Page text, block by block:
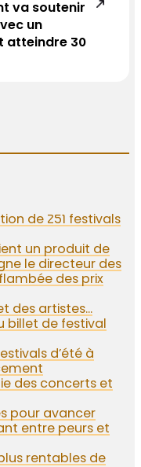
va soutenir
un
atteindre 30
de 251 festivals
un produit de
le directeur des
des prix
des artistes…
billet de festival
d’été à
des concerts et
pour avancer
entre peurs et
rentables de